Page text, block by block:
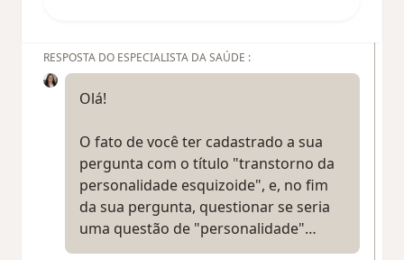
RESPOSTA DO ESPECIALISTA DA SAÚDE :
Olá!
O fato de você ter cadastrado a sua
pergunta com o título "transtorno da
personalidade esquizoide", e, no fim
da sua pergunta, questionar se seria
uma questão de "personalidade"…